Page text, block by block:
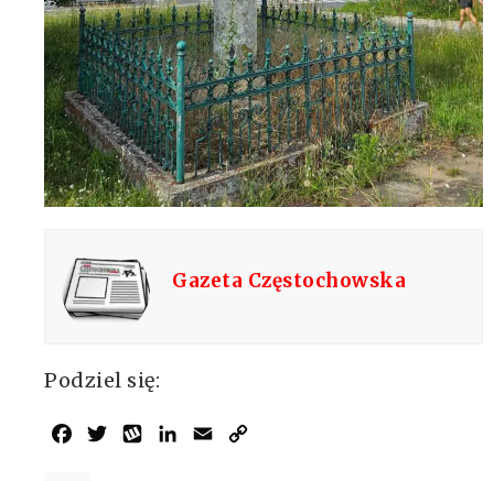
Gazeta Częstochowska
Podziel się:
Facebook
TwitterWykopLinkedIn
Email